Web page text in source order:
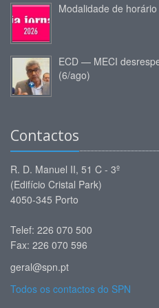
Modalidade de
ECD — MECI
(6/ago)
Contactos
R. D. Manuel II, 51 C - 3º
(Edifício Cristal Park)
4050-345 Porto
Telef: 226 070 500
Fax: 226 070 596
geral@spn.pt
Todos os contactos do SPN